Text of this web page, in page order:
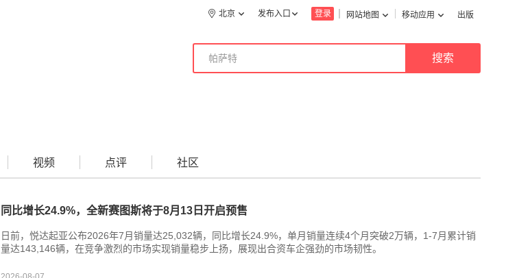
网站地图 移动应用 出版
登录
发布入口
北京
视频 点评 社区
同比增长24.9%，全新赛图斯将于8月13日开启预售
日前，悦达起亚公布2026年7月销量达25,032辆，同比增长24.9%，单月销量连续4个月突破2万辆，1-7月累计销
量达143,146辆，在竞争激烈的市场实现销量稳步上扬，展现出合资车企强劲的市场韧性。